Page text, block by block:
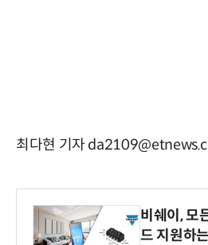
최다현 기자
비쉐이, 모
드 지원하